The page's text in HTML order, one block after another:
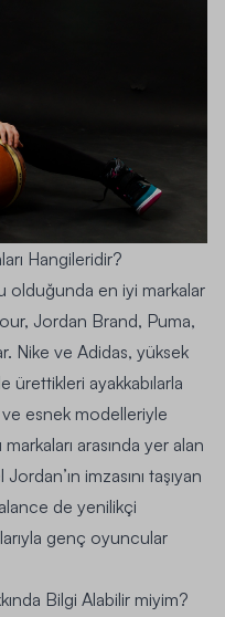
Hangileridir?
olduğunda en iyi markalar
Jordan Brand, Puma,
Nike ve Adidas, yüksek
ürettikleri ayakkabılarla
esnek modelleriyle
arasında yer alan
imzasını taşıyan
de yenilikçi
genç oyuncular
Bilgi Alabilir miyim?